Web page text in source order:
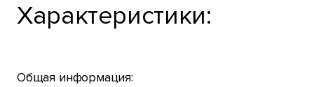
Характеристики:
Общая информация: